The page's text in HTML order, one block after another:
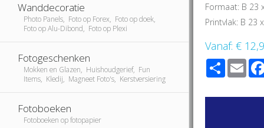
Wanddecoratie
Photo Panels, Foto op Forex, Foto op doek,
Foto op Alu-Dibond, Foto op Plexi
Fotogeschenken
Mokken en Glazen, Huishoudgerief, Fun
Items, Kledij, Magneet Foto's, Kerstversiering
Fotoboeken
Fotoboeken op fotopapier
Formaat: B 23
Printvlak: B 23
Vanaf:€
Share